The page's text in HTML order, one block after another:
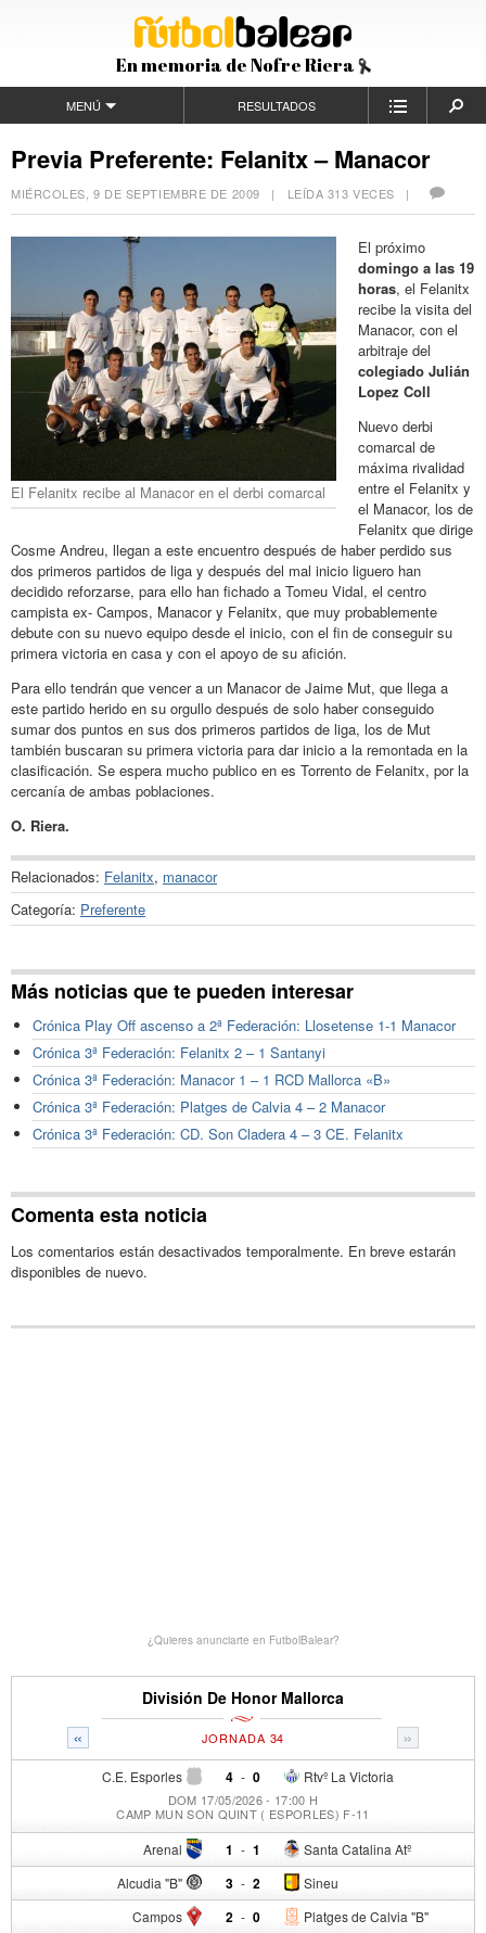
En memoria de Nofre Riera
MENÚ RESULTADOS
Previa Preferente: Felanitx – Manacor
MIÉRCOLES, 9 DE SEPTIEMBRE DE 2009 | LEÍDA 313 VECES |
El Felanitx recibe al Manacor en el derbi comarcal
El próximo
domingo a las 19
horas, el Felanitx
recibe la visita del
Manacor, con el
arbitraje del
colegiado Julián
Lopez Coll
Nuevo derbi
comarcal de
máxima rivalidad
entre el Felanitx y
el Manacor, los de
Felanitx que dirige
Cosme Andreu, llegan a este encuentro después de haber perdido sus
dos primeros partidos de liga y después del mal inicio liguero han
decidido reforzarse, para ello han fichado a Tomeu Vidal, el centro
campista ex- Campos, Manacor y Felanitx, que muy probablemente
debute con su nuevo equipo desde el inicio, con el fin de conseguir su
primera victoria en casa y con el apoyo de su afición.
Para ello tendrán que vencer a un Manacor de Jaime Mut, que llega a
este partido herido en su orgullo después de solo haber conseguido
sumar dos puntos en sus dos primeros partidos de liga, los de Mut
también buscaran su primera victoria para dar inicio a la remontada en la
clasificación. Se espera mucho publico en es Torrento de Felanitx, por la
cercanía de ambas poblaciones.
O. Riera.
Relacionados: Felanitx, manacor
Categoría: Preferente
Más noticias que te pueden interesar
Crónica Play Off ascenso a 2ª Federación: Llosetense 1-1 Manacor
Crónica 3ª Federación: Felanitx 2 – 1 Santanyi
Crónica 3ª Federación: Manacor 1 – 1 RCD Mallorca «B»
Crónica 3ª Federación: Platges de Calvia 4 – 2 Manacor
Crónica 3ª Federación: CD. Son Cladera 4 – 3 CE. Felanitx
Comenta esta noticia
Los comentarios están desactivados temporalmente. En breve estarán
disponibles de nuevo.
¿Quieres anunciarte en FutbolBalear?
División De Honor Mallorca
« »
JORNADA 34
C.E. Esporles 4 - Rtvº La Victoria
0
DOM 17/05/2026 - 17:00 H
CAMP MUN SON QUINT ( ESPORLES) F-11
Arenal 1 - Santa Catalina Atº
1
Alcudia "B" 3 - Sineu
2
Campos 2 - Platges de Calvia "B"
0